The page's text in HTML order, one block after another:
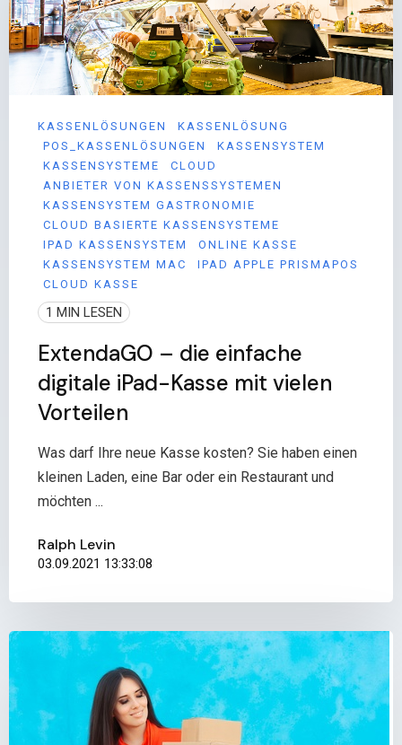
KASSENLÖSUNGEN
KASSENLÖSUNG
POS_KASSENLÖSUNGEN
KASSENSYSTEM
KASSENSYSTEME
CLOUD
ANBIETER VON KASSENSSYSTEMEN
KASSENSYSTEM GASTRONOMIE
CLOUD BASIERTE KASSENSYSTEME
IPAD KASSENSYSTEM
ONLINE KASSE
KASSENSYSTEM MAC
IPAD APPLE PRISMAPOS
CLOUD KASSE
1 MIN LESEN
ExtendaGO – die einfache
digitale iPad-Kasse mit vielen
Vorteilen
Was darf Ihre neue Kasse kosten? Sie haben einen
kleinen Laden, eine Bar oder ein Restaurant und
möchten ...
Ralph Levin
03.09.2021 13:33:08